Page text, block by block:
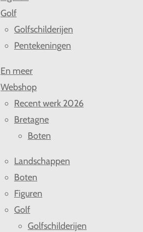
Golf
Golfschilderijen
Pentekeningen
En meer
Webshop
Recent werk 2026
Bretagne
Boten
Landschappen
Boten
Figuren
Golf
Golfschilderijen